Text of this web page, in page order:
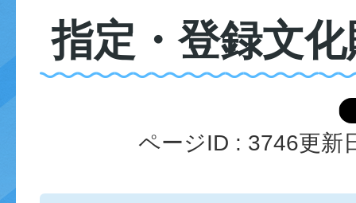
指定・登録文
ページID : 3746更新